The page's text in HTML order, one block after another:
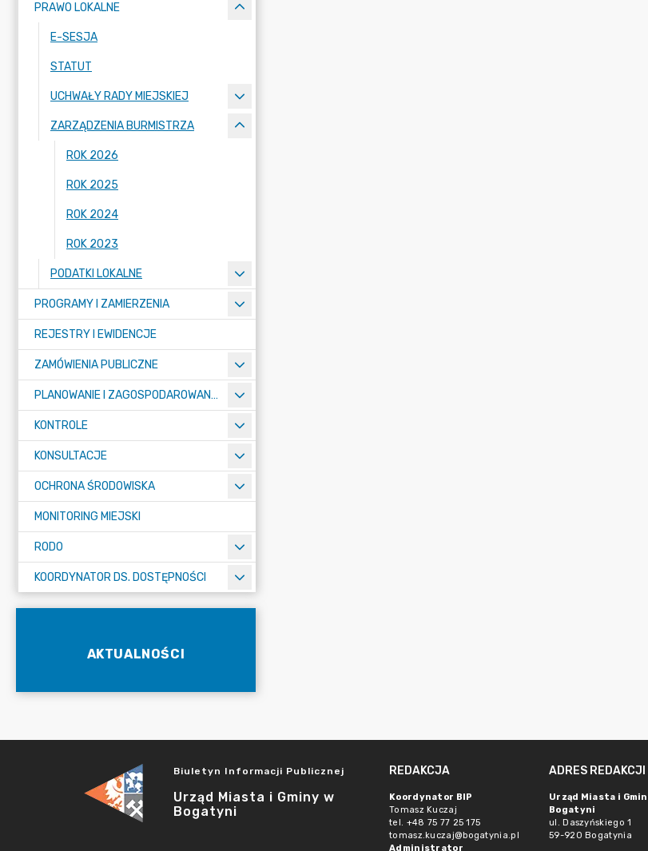
PRAWO LOKALNE
E-SESJA
STATUT
UCHWAŁY RADY MIEJSKIEJ
ZARZĄDZENIA BURMISTRZA
ROK 2026
ROK 2025
ROK 2024
ROK 2023
PODATKI LOKALNE
PROGRAMY I ZAMIERZENIA
REJESTRY I EWIDENCJE
ZAMÓWIENIA PUBLICZNE
PLANOWANIE I ZAGOSPODAROWANIE PRZESTRZENNE
KONTROLE
KONSULTACJE
OCHRONA ŚRODOWISKA
MONITORING MIEJSKI
RODO
KOORDYNATOR DS. DOSTĘPNOŚCI
AKTUALNOŚCI
Biuletyn Informacji Publicznej
Urząd Miasta i Gminy w
Bogatyni
REDAKCJA
Koordynator BIP
Tomasz Kuczaj
tel. +48 75 77 25 175
tomasz.kuczaj@bogatynia.pl
Administrator
ADRES REDAKCJI
Urząd Miasta i
Bogatyni
ul. Daszyńskiego 1
59-920 Bogatynia